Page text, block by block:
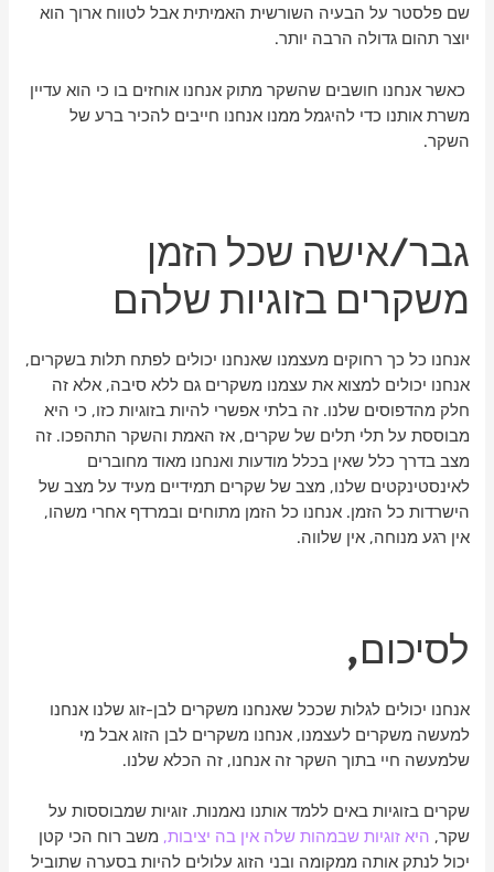
שם פלסטר על הבעיה השורשית האמיתית אבל לטווח ארוך הוא
יוצר תהום גדולה הרבה יותר.
כאשר אנחנו חושבים שהשקר מתוק אנחנו אוחזים בו כי הוא עדיין
משרת אותנו כדי להיגמל ממנו אנחנו חייבים להכיר ברע של
השקר.
גבר/אישה שכל הזמן
משקרים בזוגיות שלהם
אנחנו כל כך רחוקים מעצמנו שאנחנו יכולים לפתח תלות בשקרים,
אנחנו יכולים למצוא את עצמנו משקרים גם ללא סיבה, אלא זה
חלק מהדפוסים שלנו. זה בלתי אפשרי להיות בזוגיות כזו, כי היא
מבוססת על תלי תלים של שקרים, אז האמת והשקר התהפכו. זה
מצב בדרך כלל שאין בכלל מודעות ואנחנו מאוד מחוברים
לאינסטינקטים שלנו, מצב של שקרים תמידיים מעיד על מצב של
הישרדות כל הזמן. אנחנו כל הזמן מתוחים ובמרדף אחרי משהו,
אין רגע מנוחה, אין שלווה.
לסיכום,
אנחנו יכולים לגלות שככל שאנחנו משקרים לבן-זוג שלנו אנחנו
למעשה משקרים לעצמנו, אנחנו משקרים לבן הזוג אבל מי
שלמעשה חיי בתוך השקר זה אנחנו, זה הכלא שלנו.
שקרים בזוגיות באים ללמד אותנו נאמנות. זוגיות שמבוססות על
שקר, היא זוגיות שבמהות שלה אין בה יציבות, משב רוח הכי קטן
יכול לנתק אותה ממקומה ובני הזוג עלולים להיות בסערה שתוביל